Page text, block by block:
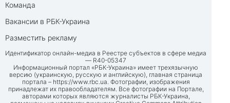
Команда
Вакансии в РБК-Украина
Разместить рекламу
Идентификатор онлайн-медиа в Реестре субъектов в сфере медиа
— R40-05347
Информационный портал «РБК-Украина» имеет трехязычную
версию (украинскую, русскую и английскую), главная страница
портала – https://www.rbc.ua. Фотографии, изображения
принадлежат их правообладателям. Все фотографии на Портале,
авторами которых являются журналисты РБК-Украина,